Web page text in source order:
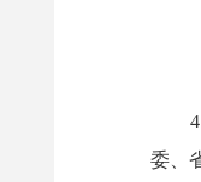
4月
委、